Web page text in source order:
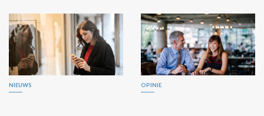
NIEUWS OPINIE